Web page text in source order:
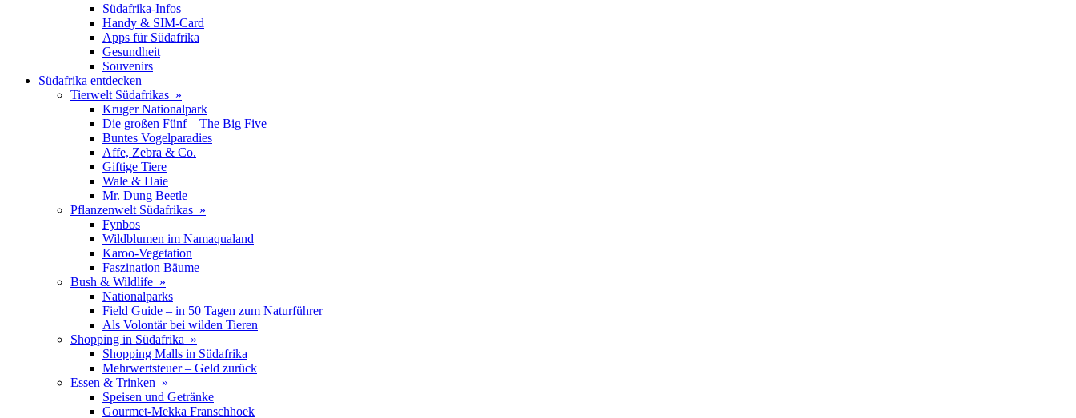
Südafrika-Infos
Handy & SIM-Card
Apps für Südafrika
Gesundheit
Souvenirs
Südafrika entdecken
Tierwelt Südafrikas »
Kruger Nationalpark
Die großen Fünf – The Big Five
Buntes Vogelparadies
Affe, Zebra & Co.
Giftige Tiere
Wale & Haie
Mr. Dung Beetle
Pflanzenwelt Südafrikas »
Fynbos
Wildblumen im Namaqualand
Karoo-Vegetation
Faszination Bäume
Bush & Wildlife »
Nationalparks
Field Guide – in 50 Tagen zum Naturführer
Als Volontär bei wilden Tieren
Shopping in Südafrika »
Shopping Malls in Südafrika
Mehrwertsteuer – Geld zurück
Essen & Trinken »
Speisen und Getränke
Gourmet-Mekka Franschhoek